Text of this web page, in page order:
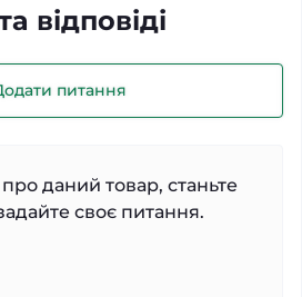
відповіді
питання
даний товар, станьте
своє питання.